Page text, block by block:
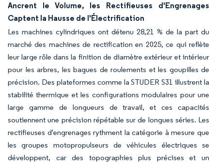
Ancrent le Volume, les Rectifieuses d'Engrenages
Captent la Hausse de l'Électrification
Les machines cylindriques ont détenu 28,21 % de la part du
marché des machines de rectification en 2025, ce qui reflète
leur large rôle dans la finition de diamètre extérieur et intérieur
pour les arbres, les bagues de roulements et les goupilles de
précision. Des plateformes comme la STUDER S31 illustrent la
stabilité thermique et les configurations modulaires pour une
large gamme de longueurs de travail, et ces capacités
soutiennent une précision répétable sur de longues séries. Les
rectifieuses d'engrenages rythment la catégorie à mesure que
les groupes motopropulseurs de véhicules électriques se
développent, car des topographies plus précises et un